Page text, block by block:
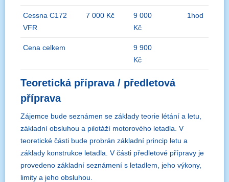
Cessna C172
VFR
7 000 Kč
9 000
Kč
1hod
Cena celkem
9 900
Kč
Teoretická příprava / předletová
příprava
Zájemce bude seznámen se základy teorie létání a letu,
základní obsluhou a pilotáží motorového letadla. V
teoretické části bude probrán základní princip letu a
základy konstrukce letadla. V části předletové přípravy je
provedeno základní seznámení s letadlem, jeho výkony,
limity a jeho obsluhou.